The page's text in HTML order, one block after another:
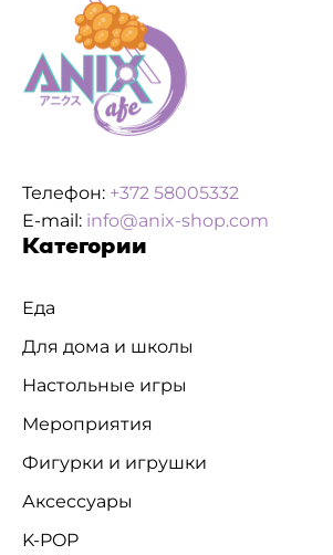
Телефон: +372 58005332
E-mail: info@anix-shop.com
Категории
Еда
Для дома и школы
Настольные игры
Мероприятия
Фигурки и игрушки
Аксессуары
K-POP